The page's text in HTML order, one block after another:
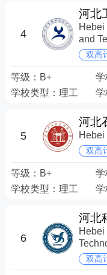
4
河北
Hebei
and
双高
等级： B+ 学
学校类型： 理工
5
河北
Hebei
双高
等级： B+ 学
学校类型： 理工 学
6
河北
双高